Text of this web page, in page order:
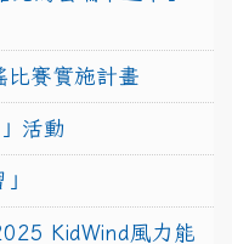
比賽實施計畫
活動
KidWind風力能